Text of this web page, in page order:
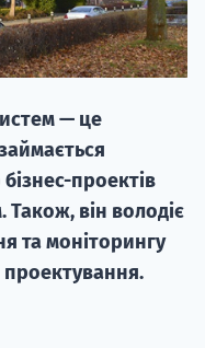
— це
проектів
він володіє
та моніторингу
проектування.